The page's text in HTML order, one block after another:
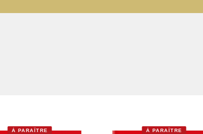
À PARAÎTRE À PARAÎTRE